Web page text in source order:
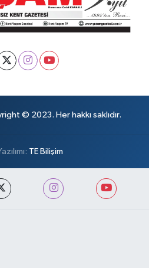
© 2023. Her hakkı saklıdır.
TE Bilişim